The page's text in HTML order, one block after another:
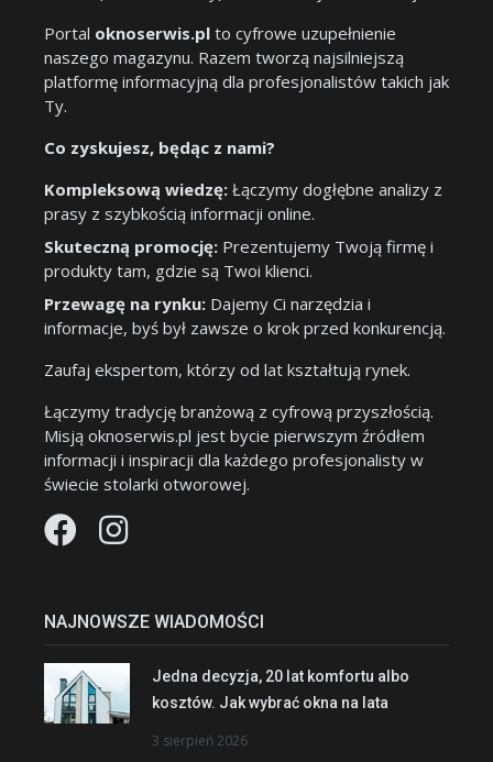
Portal oknoserwis.pl to cyfrowe uzupełnienie
naszego magazynu. Razem tworzą najsilniejszą
platformę informacyjną dla profesjonalistów takich jak
Ty.
Co zyskujesz, będąc z nami?
Kompleksową wiedzę: Łączymy dogłębne analizy z
prasy z szybkością informacji online.
Skuteczną promocję: Prezentujemy Twoją firmę i
produkty tam, gdzie są Twoi klienci.
Przewagę na rynku: Dajemy Ci narzędzia i
informacje, byś był zawsze o krok przed konkurencją.
Zaufaj ekspertom, którzy od lat kształtują rynek.
Łączymy tradycję branżową z cyfrową przyszłością.
Misją oknoserwis.pl jest bycie pierwszym źródłem
informacji i inspiracji dla każdego profesjonalisty w
świecie stolarki otworowej.
NAJNOWSZE WIADOMOŚCI
Jedna decyzja, 20 lat komfortu albo
kosztów. Jak wybrać okna na lata
3 sierpień 2026